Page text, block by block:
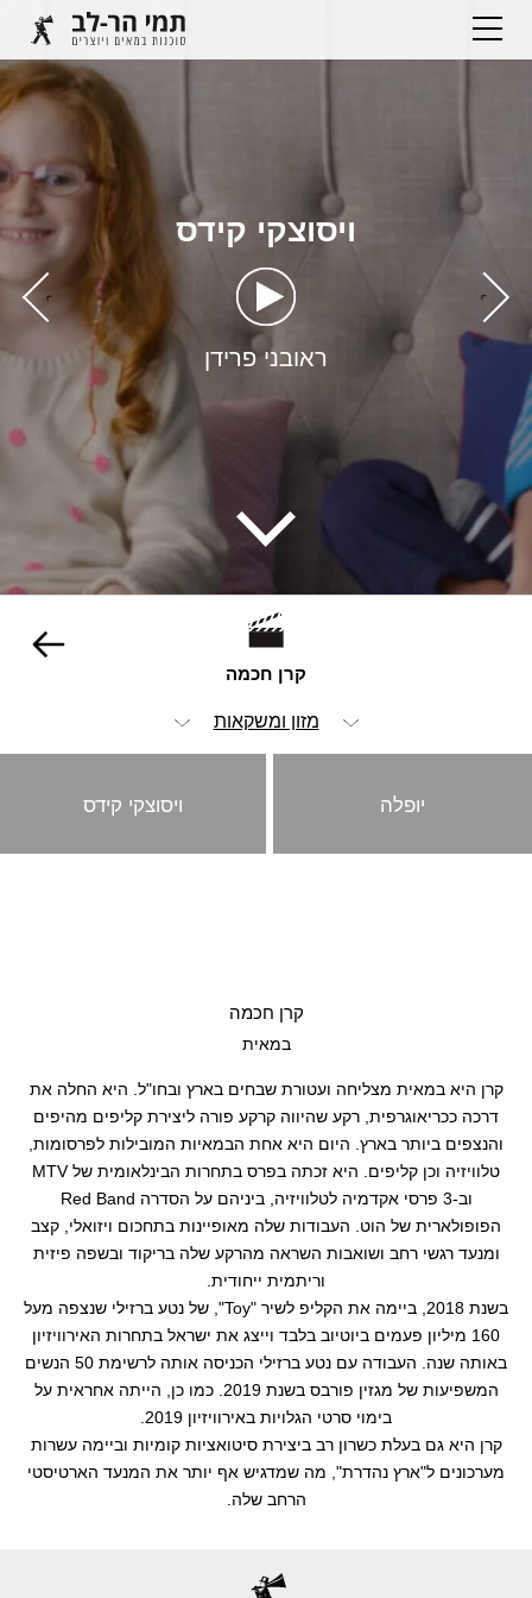
ויסוצקי קידס
ראובני פרידן
‹
›
קרן חכמה
מזון ומשקאות
ילדים
קליפים
יופלה ויסוצקי קידס
קרן חכמה
במאית
קרן היא במאית מצליחה ועטורת שבחים בארץ ובחו"ל. היא החלה את
דרכה ככריאוגרפית, רקע שהיווה קרקע פורה ליצירת קליפים מהיפים
והנצפים ביותר בארץ. היום היא אחת הבמאיות המובילות לפרסומות,
טלוויזיה וכן קליפים. היא זכתה בפרס בתחרות הבינלאומית של MTV
וב-3 פרסי אקדמיה לטלוויזיה, ביניהם על הסדרה Red Band
הפופולארית של הוט. העבודות שלה מאופיינות בתחכום ויזואלי, קצב
ומנעד רגשי רחב ושואבות השראה מהרקע שלה בריקוד ובשפה פיזית
וריתמית ייחודית.
בשנת 2018, ביימה את הקליפ לשיר "Toy", של נטע ברזילי שנצפה מעל
160 מיליון פעמים ביוטיוב בלבד וייצג את ישראל בתחרות האירוויזיון
באותה שנה. העבודה עם נטע ברזילי הכניסה אותה לרשימת 50 הנשים
המשפיעות של מגזין פורבס בשנת 2019. כמו כן, הייתה אחראית על
בימוי סרטי הגלויות באירוויזיון 2019.
קרן היא גם בעלת כשרון רב ביצירת סיטואציות קומיות וביימה עשרות
מערכונים ל"ארץ נהדרת", מה שמדגיש אף יותר את המנעד הארטיסטי
הרחב שלה.